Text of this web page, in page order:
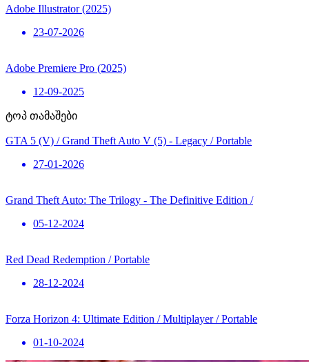
Adobe Illustrator (2025)
23-07-2026
Adobe Premiere Pro (2025)
12-09-2025
ტოპ თამაშები
GTA 5 (V) / Grand Theft Auto V (5) - Legacy / Portable
27-01-2026
Grand Theft Auto: The Trilogy - The Definitive Edition /
05-12-2024
Red Dead Redemption / Portable
28-12-2024
Forza Horizon 4: Ultimate Edition / Multiplayer / Portable
01-10-2024